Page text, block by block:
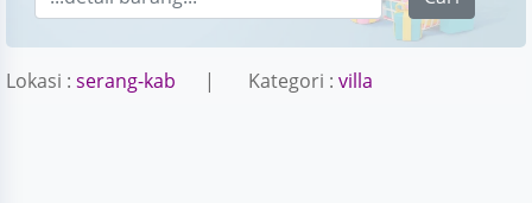
Lokasi : serang-kab | Kategori : villa